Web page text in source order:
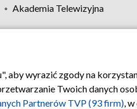
Akademia Telewizyjna
Regulamin TVP Polityka
aby wyrazić zgody na
Twoich danych
Partnerów TVP (93 firm),